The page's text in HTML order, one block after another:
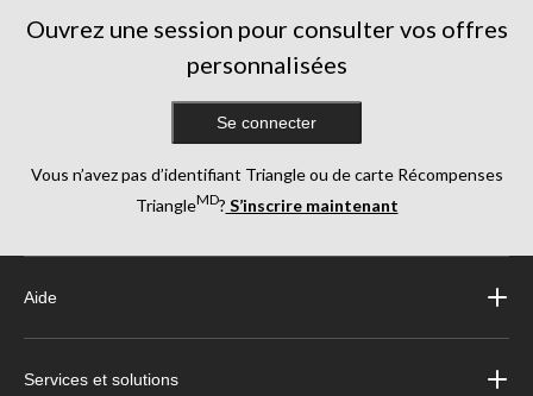
Ouvrez une session pour consulter vos offres
personnalisées
Se connecter
Vous n’avez pas d’identifiant Triangle ou de carte Récompenses
TriangleMD? S’inscrire maintenant
Aide
Services et solutions